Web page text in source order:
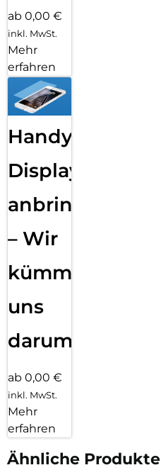
ab 0,00 €
inkl. MwSt.
Mehr
erfahren
Handy
Displayfolie
anbringen
– Wir
kümmern
uns
darum!
ab 0,00 €
inkl. MwSt.
Mehr
erfahren
Ähnliche Produkte